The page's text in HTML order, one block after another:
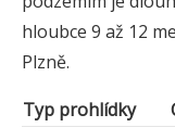
hloubce 9 až 12
Plzně.
Typ prohlídky